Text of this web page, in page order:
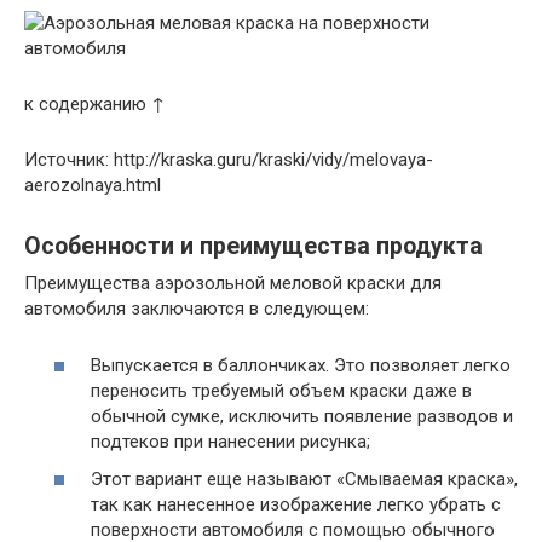
к содержанию ↑
Источник: http://kraska.guru/kraski/vidy/melovaya-
aerozolnaya.html
Особенности и преимущества продукта
Преимущества аэрозольной меловой краски для
автомобиля заключаются в следующем:
Выпускается в баллончиках. Это позволяет легко
переносить требуемый объем краски даже в
обычной сумке, исключить появление разводов и
подтеков при нанесении рисунка;
Этот вариант еще называют «Смываемая краска»,
так как нанесенное изображение легко убрать с
поверхности автомобиля с помощью обычного